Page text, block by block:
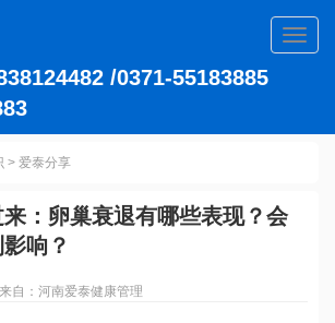
/0371-55183885
> 爱泰分享
：卵巢衰退有哪些表现？会
响？
：河南爱泰健康管理